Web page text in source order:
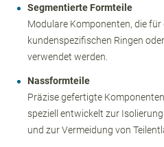
Segmentierte Formteile
Modulare Komponenten, die
kundenspezifischen Ringen
verwendet werden.
Nassformteile
Präzise gefertigte
speziell entwickelt zur
und zur Vermeidung von